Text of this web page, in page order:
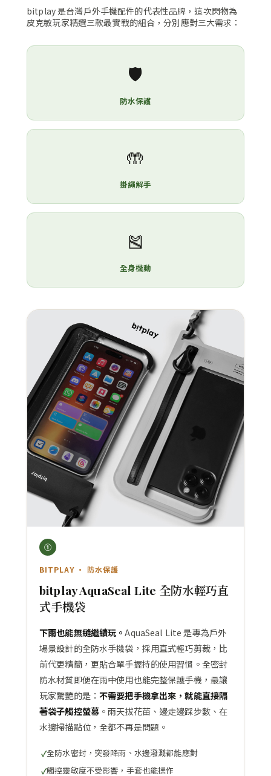
bitplay 是台灣戶外手機配件的代表性品牌，這次閃物為
皮克敏玩家精選三款最實戰的組合，分別應對三大需求：
🛡️
防水保護
🤲
掛繩解手
🎽
全身機動
①
BITPLAY · 防水保護
bitplay AquaSeal Lite 全防水輕巧直
式手機袋
下雨也能無縫繼續玩。AquaSeal Lite 是專為戶外
場景設計的全防水手機袋，採用直式輕巧剪裁，比
前代更精簡，更貼合單手握持的使用習慣。全密封
防水材質即便在雨中使用也能完整保護手機，最讓
玩家驚艷的是： 不需要把手機拿出來，就能直接隔
著袋子觸控螢幕 。雨天拔花苗、邊走邊踩步數、在
水邊掃描點位，全都不再是問題。
全防水密封，突發降雨、水邊潑濺都能應對
觸控靈敏度不受影響，手套也能操作